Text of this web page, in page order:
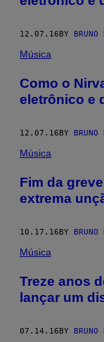
12.07.16BY BRUNO
Música
Como o
eletrônico e
12.07.16BY BRUNO
Música
Fim da
extrema
10.17.16BY BRUNO
Música
Treze anos
lançar um
07.14.16BY BRUNO